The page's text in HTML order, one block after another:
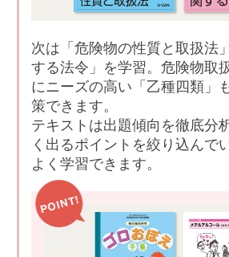
次は「危険物の性質と取扱法
する法令」を学習。危険物取
にニーズの高い「乙種四類」
策できます。
テキストは出題傾向を徹底分
く出るポイントを絞り込んで
よく学習できます。